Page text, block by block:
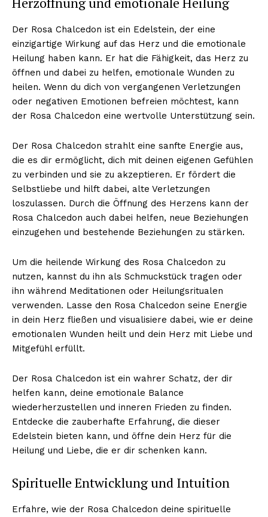
NEWSLETTER ABONNIEREN
Inhalte
Der Rosa Chalcedon ist ein Edelstein, der eine
einzigartige Wirkung auf das Herz und die emotionale
Heilung haben kann. Er hat die Fähigkeit, das Herz zu
öffnen und dabei zu helfen, emotionale Wunden zu
heilen. Wenn du dich von vergangenen Verletzungen
oder negativen Emotionen befreien möchtest, kann
der Rosa Chalcedon eine wertvolle Unterstützung sein.
Der Rosa Chalcedon strahlt eine sanfte Energie aus,
die es dir ermöglicht, dich mit deinen eigenen Gefühlen
zu verbinden und sie zu akzeptieren. Er fördert die
Selbstliebe und hilft dabei, alte Verletzungen
loszulassen. Durch die Öffnung des Herzens kann der
Rosa Chalcedon auch dabei helfen, neue Beziehungen
einzugehen und bestehende Beziehungen zu stärken.
Um die heilende Wirkung des Rosa Chalcedon zu
nutzen, kannst du ihn als Schmuckstück tragen oder
ihn während Meditationen oder Heilungsritualen
verwenden. Lasse den Rosa Chalcedon seine Energie
in dein Herz fließen und visualisiere dabei, wie er deine
emotionalen Wunden heilt und dein Herz mit Liebe und
Mitgefühl erfüllt.
Der Rosa Chalcedon ist ein wahrer Schatz, der dir
helfen kann, deine emotionale Balance
wiederherzustellen und inneren Frieden zu finden.
Entdecke die zauberhafte Erfahrung, die dieser
Edelstein bieten kann, und öffne dein Herz für die
Heilung und Liebe, die er dir schenken kann.
Spirituelle Entwicklung und Intuition
Erfahre, wie der Rosa Chalcedon deine spirituelle